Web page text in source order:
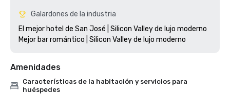
Galardones de la industria
El mejor hotel de San José | Silicon Valley de lujo moderno
Amenidades
Características de la habitación y servicios para
huéspedes